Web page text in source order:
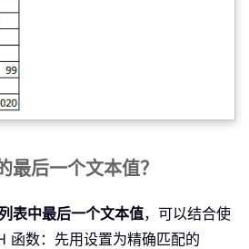
最后一个文本值？
表中最后一个文本值，可以结合使
函数：先用设置为精确匹配的